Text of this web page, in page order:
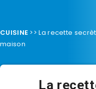
CUISINE >>La recette
maison
La